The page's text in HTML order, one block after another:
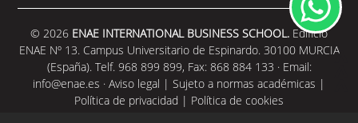
© 2026 ENAE INTERNATIONAL BUSINESS SCHOOL. Edificio
ENAE Nº 13. Campus Universitario de Espinardo. 30100 MURCIA
(España). Telf. 968 899 899, Fax: 868 884 133 · Email:
info@enae.es · Aviso legal | Sujeto a normas académicas |
Política de privacidad | Política de cookies